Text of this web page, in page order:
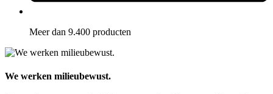
Meer dan 9.400 producten
We werken milieubewust.